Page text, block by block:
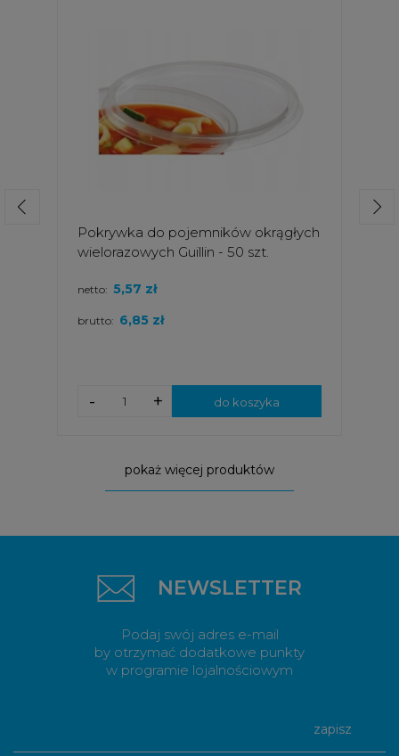
Pokrywka do pojemników okrągłych
wielorazowych Guillin - 50 szt.
brutto: 6,85 zł
netto: 5,57 zł
+
- do koszyka
pokaż więcej produktów
NEWSLETTER
Podaj swój adres e-mail
by otrzymać dodatkowe punkty
w programie lojalnościowym
zapisz